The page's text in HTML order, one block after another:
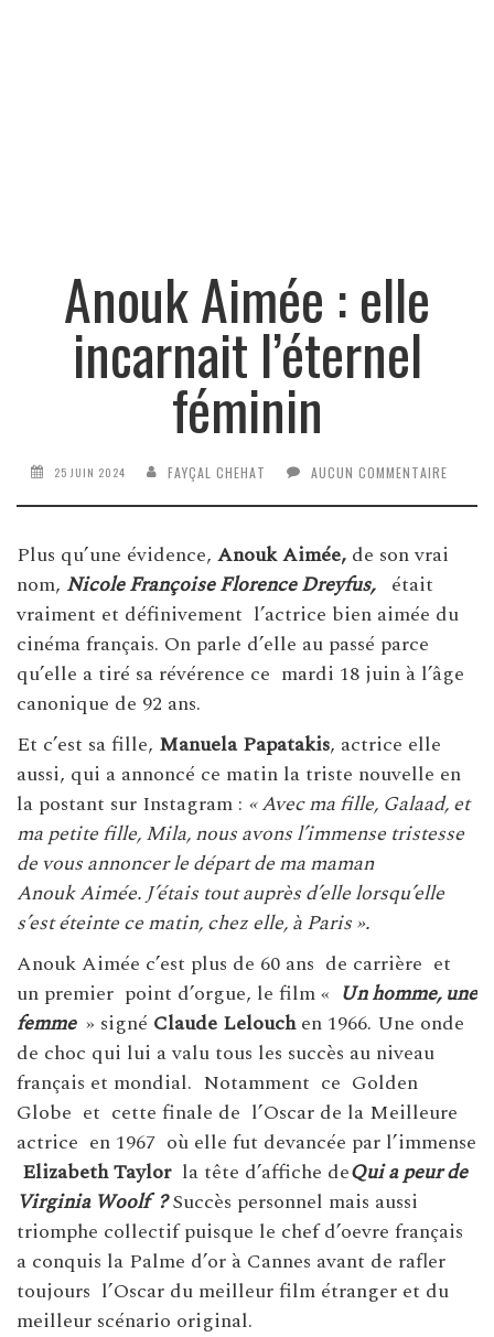
Anouk Aimée : elle
incarnait l’éternel
féminin
25 JUIN 2024 FAYÇAL CHEHAT AUCUN COMMENTAIRE
Plus qu’une évidence, Anouk Aimée, de son vrai
nom, Nicole Françoise Florence Dreyfus,était
vraiment et définivement l’actrice bien aimée du
cinéma français. On parle d’elle au passé parce
qu’elle a tiré sa révérence ce mardi 18 juin à l’âge
canonique de 92 ans.
Et c’est sa fille, Manuela Papatakis, actrice elle
aussi, qui a annoncé ce matin la triste nouvelle en
la postant sur Instagram : « Avec ma fille, Galaad, et
ma petite fille, Mila, nous avons l’immense tristesse
de vous annoncer le départ de ma maman
Anouk Aimée. J’étais tout auprès d’elle lorsqu’elle
s’est éteinte ce matin, chez elle, à Paris ».
Anouk Aimée c’est plus de 60 ans de carrière et
un premier point d’orgue, le film « Un homme, une
femme » signé Claude Lelouchen 1966. Une onde
de choc qui lui a valu tous les succès au niveau
français et mondial. Notamment ce Golden
Globe et cette finale de l’Oscar de la Meilleure
actrice en 1967 où elle fut devancée par l’immense
Elizabeth Taylorla tête d’affiche deQui a peur de
Virginia Woolf ?Succès personnel mais aussi
triomphe collectif puisque le chef d’oevre français
a conquis la Palme d’or à Cannes avant de rafler
toujours l’Oscar du meilleur film étranger et du
meilleur scénario original.